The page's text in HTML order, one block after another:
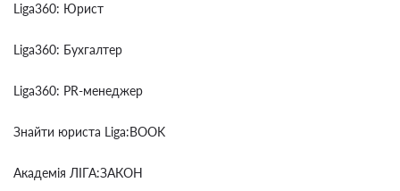
Liga360: Юрист
Liga360: Бухгалтер
Liga360: PR-менеджер
Знайти юриста Liga:BOOK
Академія ЛІГА:ЗАКОН